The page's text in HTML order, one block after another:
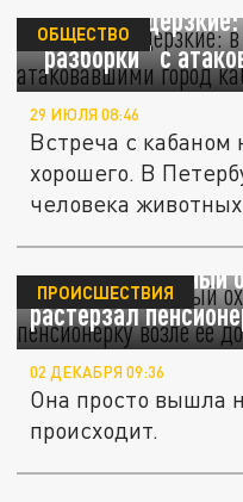
Опасные и
"разборки" с
ОБЩЕСТВО
29 ИЮЛЯ 08:46
Встреча с кабаном
хорошего. В
человека
В Китае загнанный
растерзал
ПРОИСШЕСТВИЯ
02 ДЕКАБРЯ 09:36
Она просто вышла
происходит.